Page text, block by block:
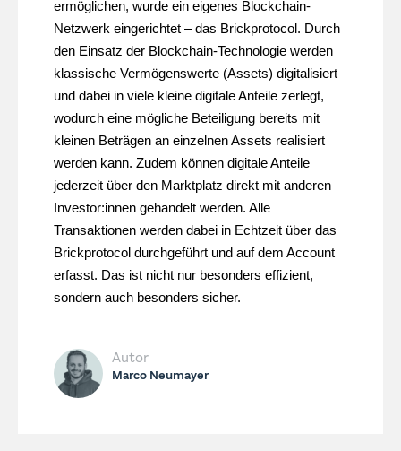
ermöglichen, wurde ein eigenes Blockchain-
Netzwerk eingerichtet – das Brickprotocol. Durch
den Einsatz der Blockchain-Technologie werden
klassische Vermögenswerte (Assets) digitalisiert
und dabei in viele kleine digitale Anteile zerlegt,
wodurch eine mögliche Beteiligung bereits mit
kleinen Beträgen an einzelnen Assets realisiert
werden kann. Zudem können digitale Anteile
jederzeit über den Marktplatz direkt mit anderen
Investor:innen gehandelt werden. Alle
Transaktionen werden dabei in Echtzeit über das
Brickprotocol durchgeführt und auf dem Account
erfasst. Das ist nicht nur besonders effizient,
sondern auch besonders sicher.
Autor
Marco Neumayer